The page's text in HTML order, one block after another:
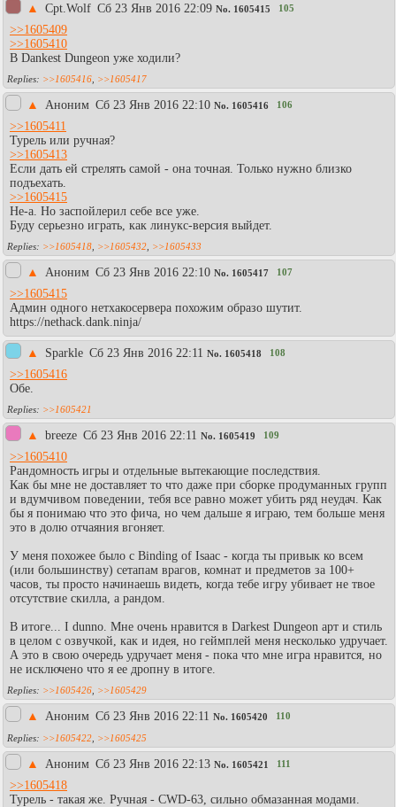
▲ Cpt.Wolf Сб 23 Янв 2016 22:09 No. 1605415 105
>>1605409
>>1605410
В Dankest Dungeon уже ходили?
>>1605416 >>1605417
▲ Аноним Сб 23 Янв 2016 22:10 No. 1605416 106
>>1605411
Турель или ручная?
>>1605413
Если дать ей стрелять самой - она точная. Только нужно близко
подъехать.
>>1605415
Не-а. Но заспойлерил себе все уже.
Буду серьезно играть, как линукс-версия выйдет.
>>1605418 >>1605432 >>1605433
▲ Аноним Сб 23 Янв 2016 22:10 No. 1605417 107
>>1605415
Админ одного нетхакосервера похожим образо шутит.
https://nethack.dank.ninja/
▲ Sparkle Сб 23 Янв 2016 22:11 No. 1605418 108
>>1605416
Обе.
>>1605421
▲ breeze Сб 23 Янв 2016 22:11 No. 1605419 109
>>1605410
Рандомность игры и отдельные вытекающие последствия.
Как бы мне не доставляет то что даже при сборке продуманных групп
и вдумчивом поведении, тебя все равно может убить ряд неудач. Как
бы я понимаю что это фича, но чем дальше я играю, тем больше меня
это в долю отчаяния вгоняет.
У меня похожее было с Binding of Isaac - когда ты привык ко всем
(или большинству) сетапам врагов, комнат и предметов за 100+
часов, ты просто начинаешь видеть, когда тебе игру убивает не твое
отсутствие скилла, а рандом.
В итоге... I dunno. Мне очень нравится в Darkest Dungeon арт и стиль
в целом с озвучкой, как и идея, но геймплей меня несколько удручает.
А это в свою очередь удручает меня - пока что мне игра нравится, но
не исключено что я ее дропну в итоге.
>>1605426 >>1605429
▲ Аноним Сб 23 Янв 2016 22:11 No. 1605420 110
>>1605422 >>1605425
▲ Аноним Сб 23 Янв 2016 22:13 No. 1605421 111
>>1605418
Турель - такая же. Ручная - CWD-63, сильно обмазанная модами.